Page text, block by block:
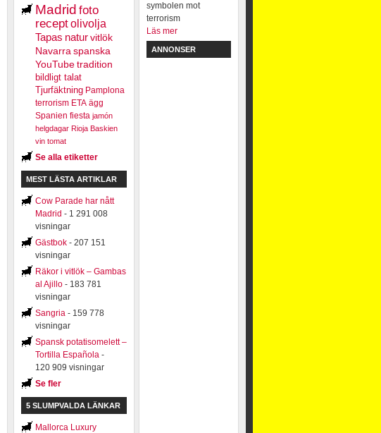
Madrid foto
receptolivolja
Tapas naturvitlök
Navarra spanska
YouTube tradition
bildligt talat
Tjurfäktning Pamplona
terrorism ETA ägg
Spanien fiesta jamón
helgdagar Rioja Baskien
vin tomat
Se alla etiketter
MEST LÄSTA ARTIKLAR
Cow Parade har nått
Madrid - 1 291 008
visningar
Gästbok - 207 151
visningar
Räkor i vitlök – Gambas
al Ajillo - 183 781
visningar
Sangria - 159 778
visningar
Spansk potatisomelett –
Tortilla Española -
120 909 visningar
Se fler
5 SLUMPVALDA LÄNKAR
Mallorca Luxury
Läs mer
ANNONSER